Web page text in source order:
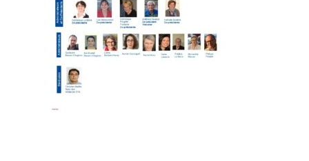
FAIRE UN DON
RECHERCHE
PANIER